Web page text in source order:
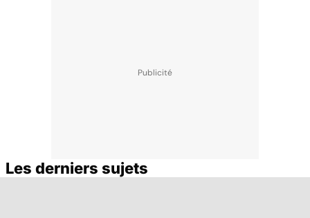
Les derniers sujets